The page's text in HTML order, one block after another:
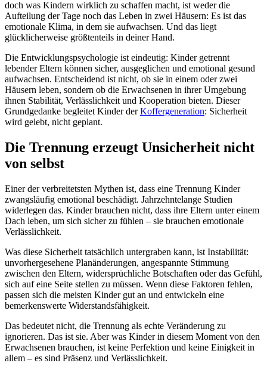
doch was Kindern wirklich zu schaffen macht, ist weder die
Aufteilung der Tage noch das Leben in zwei Häusern: Es ist das
emotionale Klima, in dem sie aufwachsen. Und das liegt
glücklicherweise größtenteils in deiner Hand.
Die Entwicklungspsychologie ist eindeutig: Kinder getrennt
lebender Eltern können sicher, ausgeglichen und emotional gesund
aufwachsen. Entscheidend ist nicht, ob sie in einem oder zwei
Häusern leben, sondern ob die Erwachsenen in ihrer Umgebung
ihnen Stabilität, Verlässlichkeit und Kooperation bieten. Dieser
Grundgedanke begleitet Kinder derKoffergeneration: Sicherheit
wird gelebt, nicht geplant.
Die Trennung erzeugt Unsicherheit nicht
von selbst
Einer der verbreitetsten Mythen ist, dass eine Trennung Kinder
zwangsläufig emotional beschädigt. Jahrzehntelange Studien
widerlegen das. Kinder brauchen nicht, dass ihre Eltern unter einem
Dach leben, um sich sicher zu fühlen – sie brauchen emotionale
Verlässlichkeit.
Was diese Sicherheit tatsächlich untergraben kann, ist Instabilität:
unvorhergesehene Planänderungen, angespannte Stimmung
zwischen den Eltern, widersprüchliche Botschaften oder das Gefühl,
sich auf eine Seite stellen zu müssen. Wenn diese Faktoren fehlen,
passen sich die meisten Kinder gut an und entwickeln eine
bemerkenswerte Widerstandsfähigkeit.
Das bedeutet nicht, die Trennung als echte Veränderung zu
ignorieren. Das ist sie. Aber was Kinder in diesem Moment von den
Erwachsenen brauchen, ist keine Perfektion und keine Einigkeit in
allem – es sind Präsenz und Verlässlichkeit.